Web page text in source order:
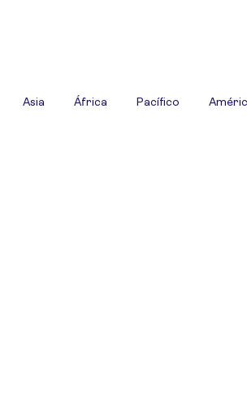
Asia África Pacífico